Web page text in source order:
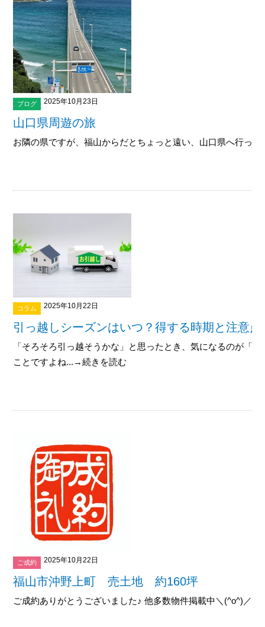
ブログ 2025年10月23日
山口県周遊の旅
お隣の県ですが、福山からだとちょっと遠い、山口県へ行っ
コラム 2025年10月22日
引っ越しシーズンはいつ？得する時期と注意点
「そろそろ引っ越そうかな」と思ったとき、気になるのが「
ことですよね...→続きを読む
ご成約 2025年10月22日
福山市沖野上町 売土地 約160坪
ご成約ありがとうございました♪ 他多数物件掲載中＼(^o^)／